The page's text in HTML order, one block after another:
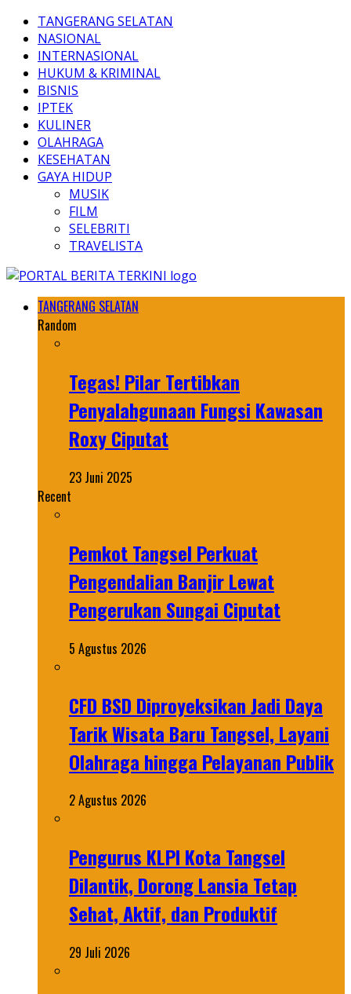
TANGERANG SELATAN
NASIONAL
INTERNASIONAL
HUKUM & KRIMINAL
BISNIS
IPTEK
KULINER
OLAHRAGA
KESEHATAN
GAYA HIDUP
MUSIK
FILM
SELEBRITI
TRAVELISTA
TANGERANG SELATAN
Random
Tegas! Pilar Tertibkan
Penyalahgunaan Fungsi Kawasan
Roxy Ciputat
23 Juni 2025
Recent
Pemkot Tangsel Perkuat
Pengendalian Banjir Lewat
Pengerukan Sungai Ciputat
5 Agustus 2026
CFD BSD Diproyeksikan Jadi Daya
Tarik Wisata Baru Tangsel, Layani
Olahraga hingga Pelayanan Publik
2 Agustus 2026
Pengurus KLPI Kota Tangsel
Dilantik, Dorong Lansia Tetap
Sehat, Aktif, dan Produktif
29 Juli 2026